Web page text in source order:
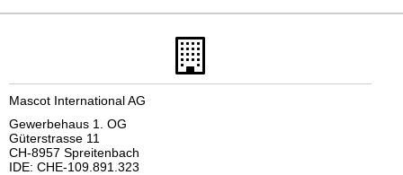
Mascot International AG
Gewerbehaus 1. OG
Güterstrasse 11
CH-8957 Spreitenbach
IDE: CHE-109.891.323